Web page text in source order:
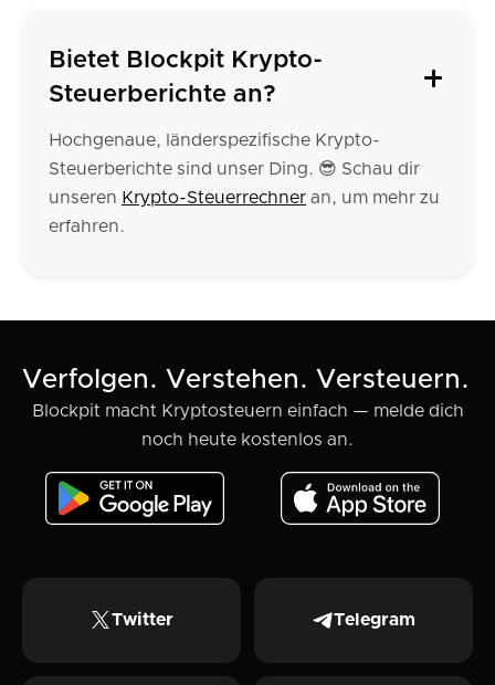
Bietet Blockpit Krypto-
Steuerberichte an?
Hochgenaue, länderspezifische Krypto-
Steuerberichte sind unser Ding. 😎 Schau dir
unseren Krypto-Steuerrechner an, um mehr zu
erfahren.
Verfolgen. Verstehen. Versteuern.
Blockpit macht Kryptosteuern einfach — melde dich
noch heute kostenlos an.
Twitter Telegram